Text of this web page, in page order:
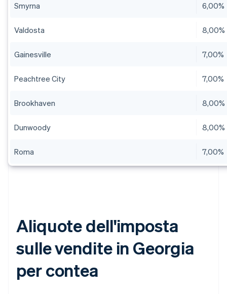
Smyrna 6,00%
Valdosta 8,00%
Gainesville 7,00%
Peachtree City 7,00%
Brookhaven 8,00%
Dunwoody 8,00%
Roma 7,00%
Aliquote dell'imposta
sulle vendite in Georgia
per contea